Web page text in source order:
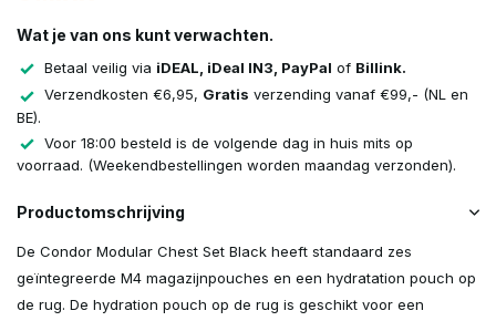
Wat je van ons kunt verwachten.
Betaal veilig via iDEAL, iDeal IN3, PayPal of Billink.
Verzendkosten €6,95, Gratis verzending vanaf €99,- (NL en
BE).
Voor 18:00 besteld is de volgende dag in huis mits op
voorraad. (Weekendbestellingen worden maandag verzonden).
Productomschrijving
De Condor Modular Chest Set Black heeft standaard zes
geïntegreerde M4 magazijnpouches en een hydratation pouch op
de rug. De hydration pouch op de rug is geschikt voor een